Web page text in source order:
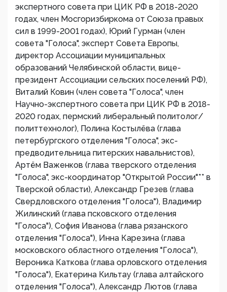
экспертного совета при ЦИК РФ в 2018-2020
годах, член Мосгоризбиркома от Союза правых
сил в 1999-2001 годах), Юрий Гурман (член
совета "Голоса", эксперт Совета Европы,
директор Ассоциации муниципальных
образований Челябинской области, вице-
президент Ассоциации сельских поселений РФ),
Виталий Ковин (член совета "Голоса", член
Научно-экспертного совета при ЦИК РФ в 2018-
2020 годах, пермский либеральный политолог/
политтехнолог), Полина Костылёва (глава
петербургского отделения "Голоса", экс-
предводительница питерских навальнистов),
Артём Важенков (глава тверского отделения
"Голоса", экс-координатор "Открытой России"** в
Тверской области), Александр Грезев (глава
Свердловского отделения "Голоса"), Владимир
Жилинский (глава псковского отделения
"Голоса"), София Иванова (глава рязанского
отделения "Голоса"), Инна Карезина (глава
московского областного отделения "Голоса"),
Вероника Каткова (глава орловского отделения
"Голоса"), Екатерина Кильтау (глава алтайского
отделения "Голоса"), Александр Лютов (глава